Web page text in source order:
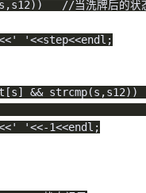
s ,s12) )
//当洗牌后的状
' '<<step<<endl ;
[s] && strcmp(s ,s12) )
' '<<-1<<endl ;